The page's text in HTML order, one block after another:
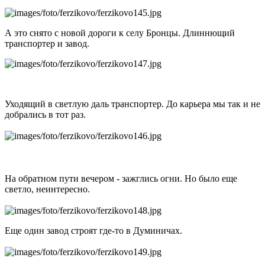
А это снято с новой дороги к селу Бронцы. Длиннющий
транспортер и завод.
Уходящий в светлую даль транспортер. До карьера мы так и не
добрались в тот раз.
На обратном пути вечером - зажглись огни. Но было еще
светло, неинтересно.
Еще один завод строят где-то в Думиничах.